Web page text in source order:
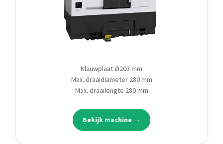
Klauwplaat Ø203 mm
Max. draaidiameter 280 mm
Max. draailengte 280 mm
Bekijk machine →